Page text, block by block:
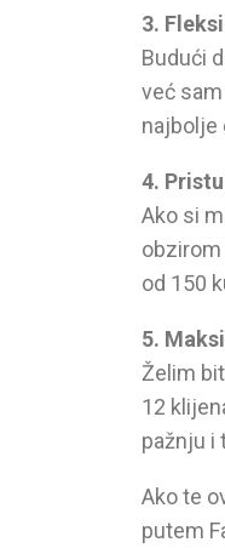
3.
Budući
već
najbolje
4.
Ako si
od 150
5.
Želim
12
pažnju i
Ako te
putem